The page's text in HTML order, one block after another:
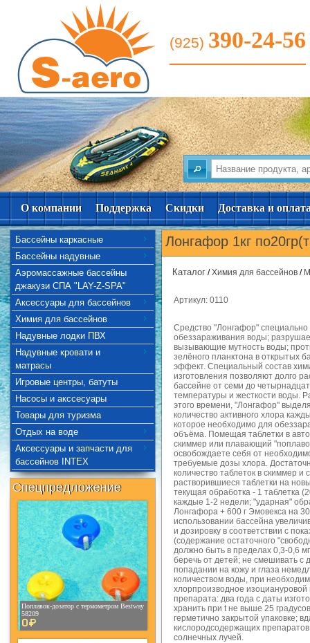
(925) 390-24-56
О компании Поддержка Скидки Доставка и
Бассейны каркасные
Бассейны надувные
Аэромассажные бассейны
джакузи СПА "LAY-Z-SPA"
Аксессуары для бассейнов
Химия для бассейнов
Надувные лодки ПВХ
Надувные кровати и
матрасы
Игровые центры, батуты
Насосы и акссесуары
Товары для туризма
Отдых на воде
Аксессуары и запчасти для
бассейнов INTEX
Спецпредложение
Поплавок-дозатор с термометром Bestway
58209
0¤
Лонгафор 1кг
Каталог /Химия для бассейнов /
Артикул: 0110
Средство "Лонгафор"
обеззараживания воды;
вызывающие мутность воды;
зелёного планктона в открытых
эффект. Специальный состав
изготовления позволяют долго
бассейне от семи до
температуры и жесткости воды.
этого времени, "Лонгафор"
количество активного хлора
которое необходимо для
объёма. Помещая таблетки в
скиммер или плавающий
освобождаете себя от
требуемые дозы хлора.
количество таблеток в скиммер
растворившиеся таблетки на
текущая обработка - 1 таблетка
каждые 1-2 недели; "ударная"
Лонгафора + 600 г Эмовекса на
использовании бассейна
и дозировку в соответствии с
(содержание остаточного
должно быть в пределах 0,3-0,6
беречь от детей; не смешивать с
попадании на кожу и глаза
количеством воды, при
хлорпроизводное
препарата: два года с даты
хранить при t не выше 25
герметично закрытой упаковке;
кислородсодержащих
солнечных лучей.